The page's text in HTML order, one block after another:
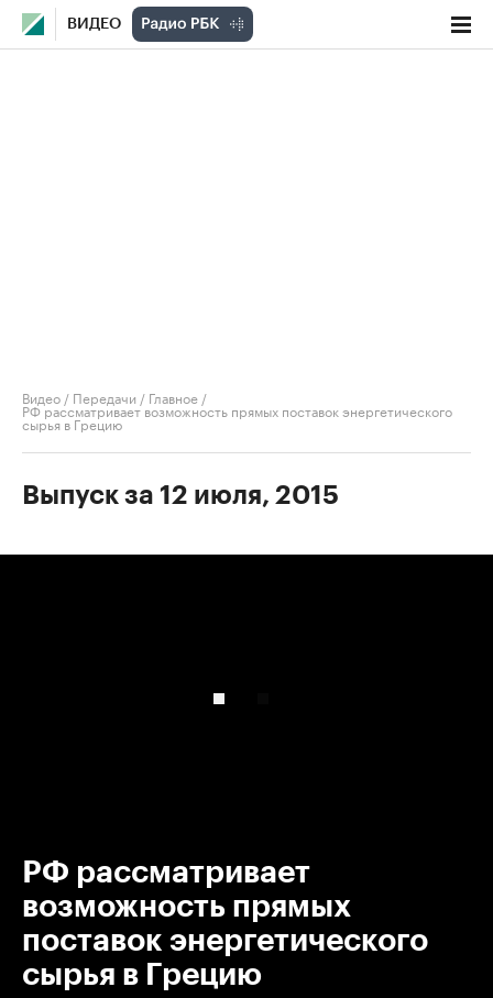
ВИДЕО
Видео / Передачи / Главное /
РФ рассматривает возможность прямых поставок энергетического
сырья в Грецию
Выпуск за 12 июля, 2015
РФ рассматривает
возможность прямых
поставок энергетического
сырья в Грецию